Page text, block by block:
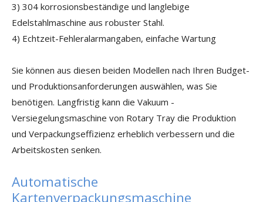
3) 304 korrosionsbeständige und langlebige
Edelstahlmaschine aus robuster Stahl.
4) Echtzeit-Fehleralarmangaben, einfache Wartung
Sie können aus diesen beiden Modellen nach Ihren Budget-
und Produktionsanforderungen auswählen, was Sie
benötigen. Langfristig kann die Vakuum -
Versiegelungsmaschine von Rotary Tray die Produktion
und Verpackungseffizienz erheblich verbessern und die
Arbeitskosten senken.
Automatische
Kartenverpackungsmaschine